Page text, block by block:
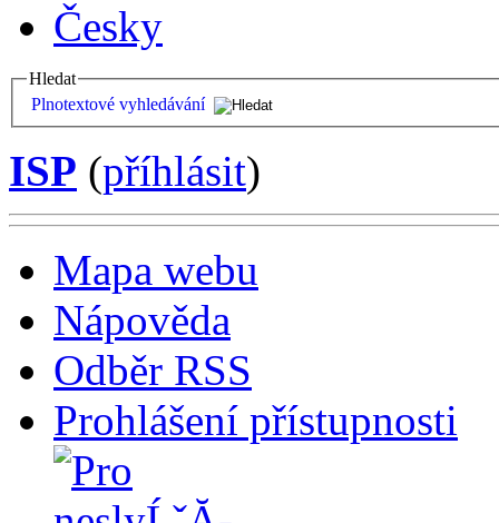
Česky
Hledat
Plnotextové vyhledávání
ISP (příhlásit)
Mapa webu
Nápověda
Odběr RSS
Prohlášení přístupnosti